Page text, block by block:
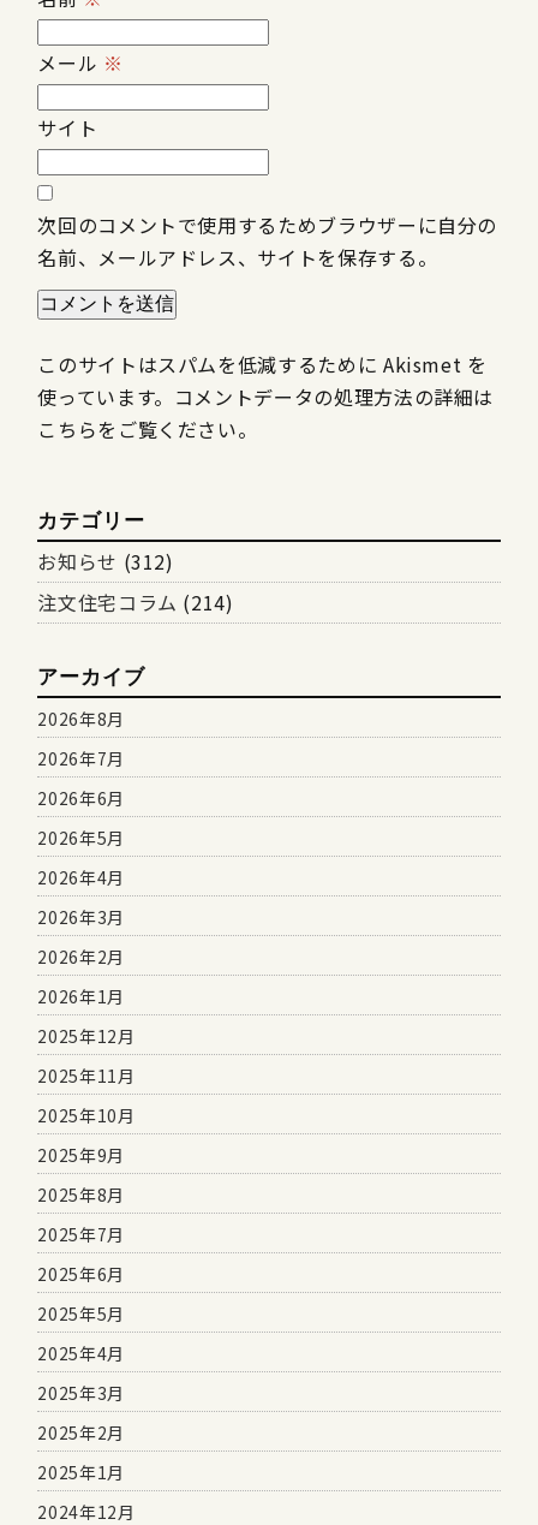
メール ※
サイト
次回のコメントで使用するためブラウザーに自分の
名前、メールアドレス、サイトを保存する。
このサイトはスパムを低減するために Akismet を
使っています。 コメントデータの処理方法の詳細は
こちらをご覧ください。
カテゴリー
お知らせ (312)
注文住宅コラム (214)
アーカイブ
2026年8月
2026年7月
2026年6月
2026年5月
2026年4月
2026年3月
2026年2月
2026年1月
2025年12月
2025年11月
2025年10月
2025年9月
2025年8月
2025年7月
2025年6月
2025年5月
2025年4月
2025年3月
2025年2月
2025年1月
2024年12月